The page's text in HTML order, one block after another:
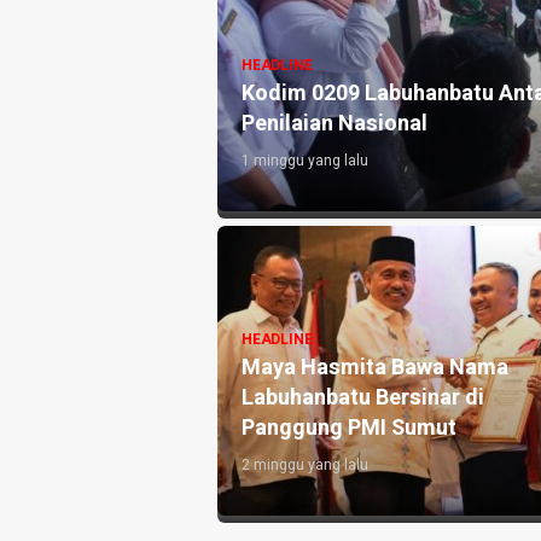
HEADLINE
Kodim 0209 Labuhanbatu
Penilaian Nasional
1 minggu yang lalu
HEADLINE
Maya Hasmita Bawa Nama
Labuhanbatu Bersinar di
Panggung PMI Sumut
2 minggu yang lalu